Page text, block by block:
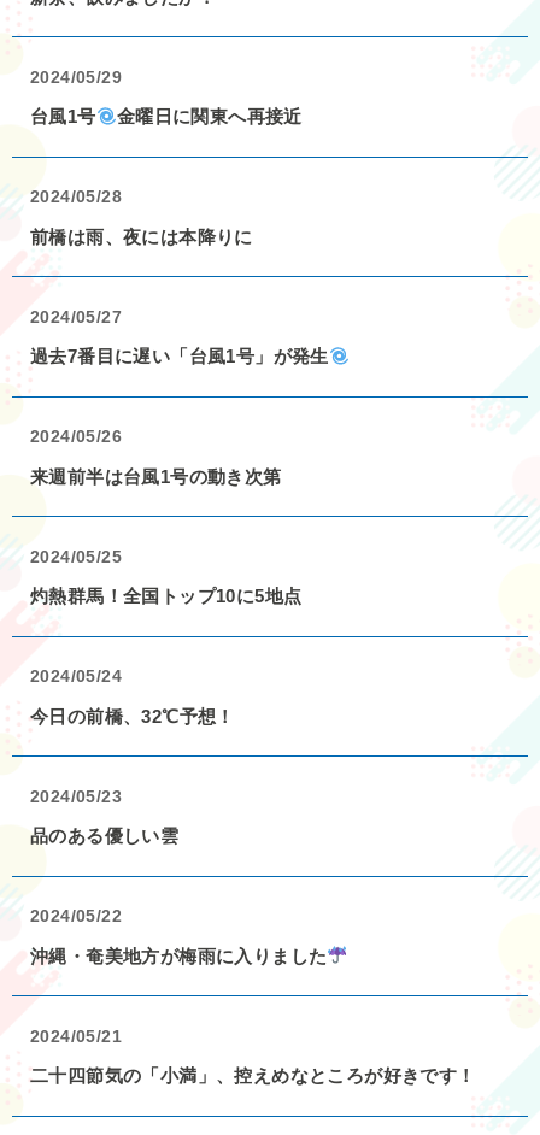
2024/05/29
台風1号 金曜日に関東へ再接近
2024/05/28
前橋は雨、夜には本降りに
2024/05/27
過去7番目に遅い「台風1号」が発生
2024/05/26
来週前半は台風1号の動き次第
2024/05/25
灼熱群馬！全国トップ10に5地点
2024/05/24
今日の前橋、32℃予想！
2024/05/23
品のある優しい雲
2024/05/22
沖縄・奄美地方が梅雨に入りました
2024/05/21
二十四節気の「小満」、控えめなところが好きです！